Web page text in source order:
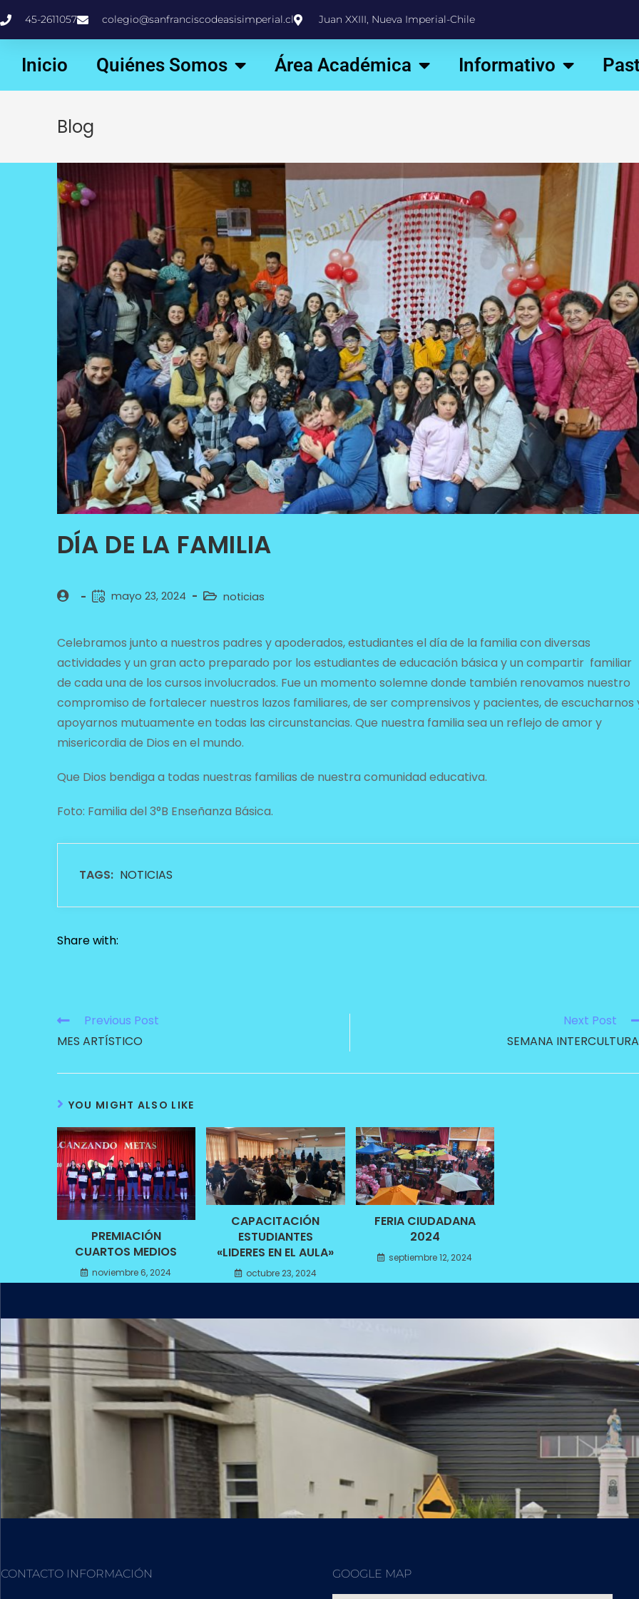
45-2611057 colegio@sanfranciscodeasisimperial.cl Juan XXIII, Nueva Imperial-Chile
Inicio Quiénes Somos Área Académica Informativo
Blog
DÍA DE LA FAMILIA
mayo 23, 2024 noticias
Celebramos junto a nuestros padres y apoderados, estudiantes el día de la familia con diversas
actividades y un gran acto preparado por los estudiantes de educación básica y un compartir familiar
de cada una de los cursos involucrados. Fue un momento solemne donde también renovamos nuestro
compromiso de fortalecer nuestros lazos familiares, de ser comprensivos y pacientes, de escucharnos
apoyarnos mutuamente en todas las circunstancias. Que nuestra familia sea un reflejo de amor y
misericordia de Dios en el mundo.
Que Dios bendiga a todas nuestras familias de nuestra comunidad educativa.
Foto: Familia del 3°B Enseñanza Básica.
TAGS: NOTICIAS
Share with:
Previous Post
MES ARTÍSTICO
Next Post
SEMANA
YOU MIGHT ALSO LIKE
PREMIACIÓN
CUARTOS MEDIOS
noviembre 6, 2024
CAPACITACIÓN
ESTUDIANTES
«LIDERES EN EL AULA»
octubre 23, 2024
FERIA CIUDADANA
2024
septiembre 12, 2024
CONTACTO INFORMACIÓN GOOGLE MAP